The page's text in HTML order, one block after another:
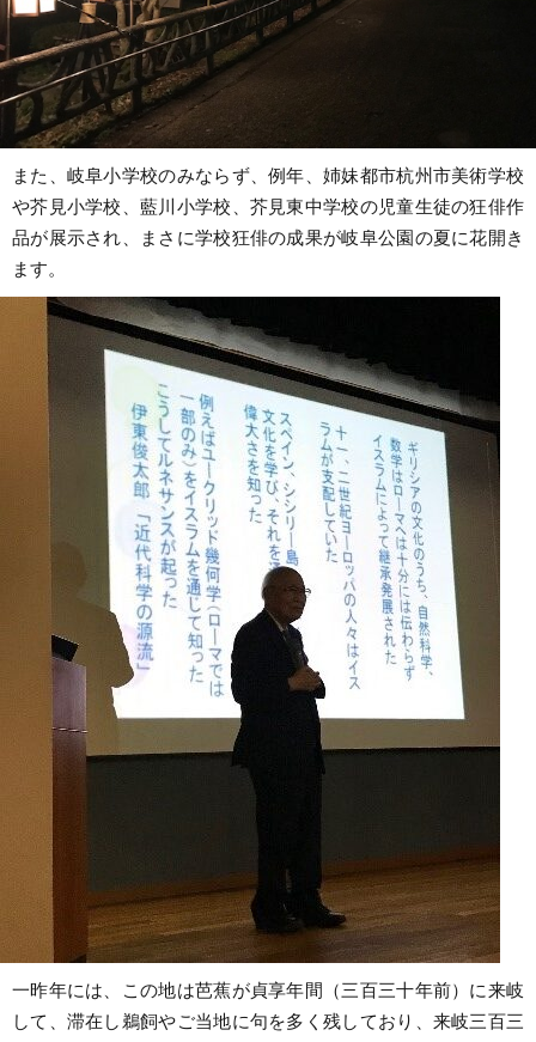
また、岐阜小学校のみならず、例年、姉妹都市杭州市美術学校
や芥見小学校、藍川小学校、芥見東中学校の児童生徒の狂俳作
品が展示され、まさに学校狂俳の成果が岐阜公園の夏に花開き
ます。
一昨年には、この地は芭蕉が貞享年間（三百三十年前）に来岐
して、滞在し鵜飼やご当地に句を多く残しており、来岐三百三